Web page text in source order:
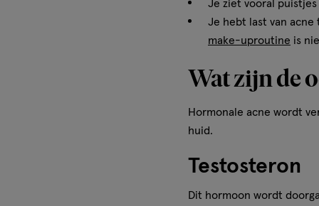
Je ziet vooral
Je hebt last van
make-uproutine is
Wat zijn de
Hormonale acne wordt
huid.
Testosteron
Dit hormoon wordt